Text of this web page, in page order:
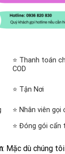
⭐ Thanh toán
COD
⭐ Tận Nơi
⭐ Nhân viên
⭐ Đóng gói cẩn
: Mặc dù chúng